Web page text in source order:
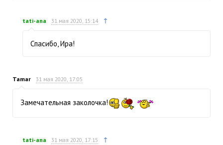
tati-ana 31 мая 2020, 15:14 ↑
Спасибо, Ира!
Tamar 31 мая 2020, 17:05
Замечательная заколочка!
tati-ana 31 мая 2020, 17:15 ↑